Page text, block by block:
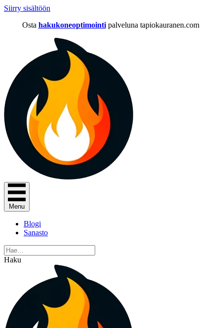
Siirry sisältöön
Osta hakukoneoptimointi palveluna tapiokauranen.com
Menu
Blogi
Sanasto
Haku